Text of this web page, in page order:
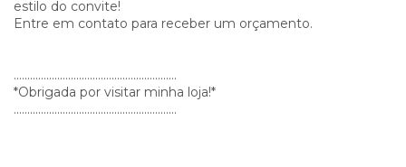
estilo do convite!
Entre em contato para receber um orçamento.
............................................................
*Obrigada por visitar minha loja!*
............................................................